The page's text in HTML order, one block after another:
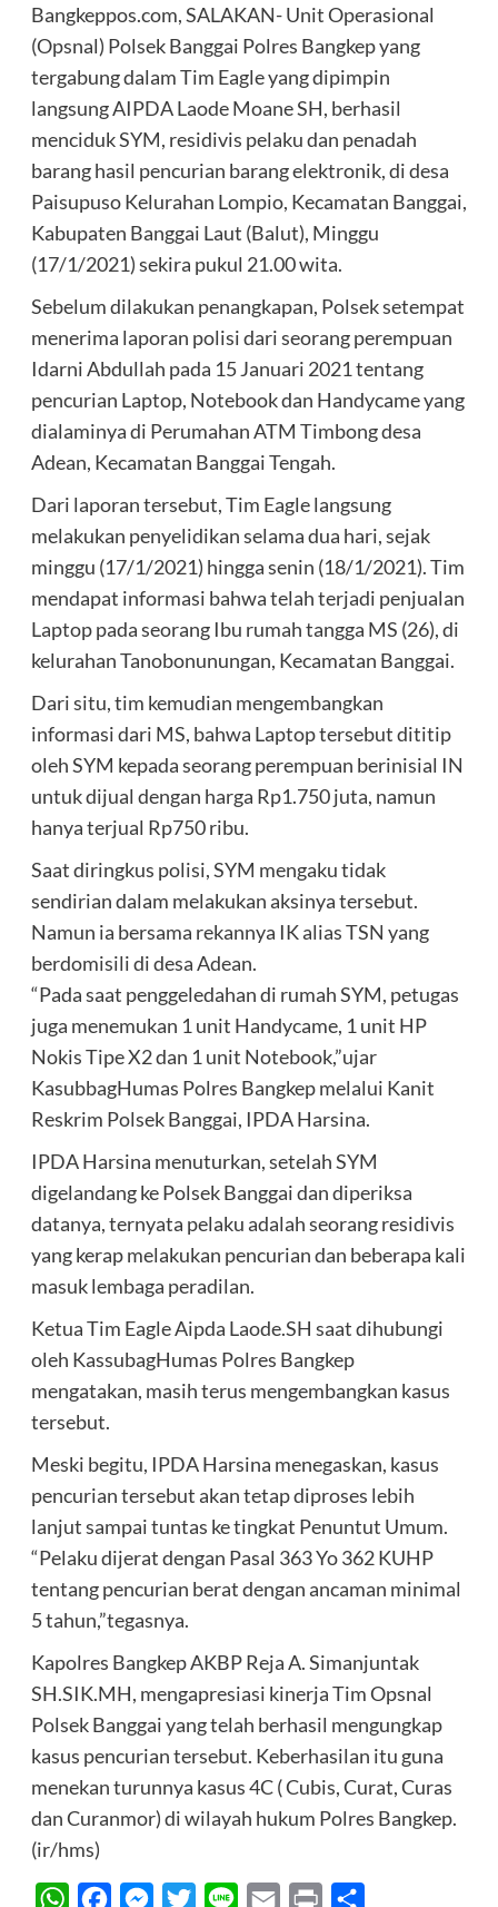
Bangkeppos.com, SALAKAN- Unit Operasional
(Opsnal) Polsek Banggai Polres Bangkep yang
tergabung dalam Tim Eagle yang dipimpin
langsung AIPDA Laode Moane SH, berhasil
menciduk SYM, residivis pelaku dan penadah
barang hasil pencurian barang elektronik, di desa
Paisupuso Kelurahan Lompio, Kecamatan Banggai,
Kabupaten Banggai Laut (Balut), Minggu
(17/1/2021) sekira pukul 21.00 wita.
Sebelum dilakukan penangkapan, Polsek setempat
menerima laporan polisi dari seorang perempuan
Idarni Abdullah pada 15 Januari 2021 tentang
pencurian Laptop, Notebook dan Handycame yang
dialaminya di Perumahan ATM Timbong desa
Adean, Kecamatan Banggai Tengah.
Dari laporan tersebut, Tim Eagle langsung
melakukan penyelidikan selama dua hari, sejak
minggu (17/1/2021) hingga senin (18/1/2021). Tim
mendapat informasi bahwa telah terjadi penjualan
Laptop pada seorang Ibu rumah tangga MS (26), di
kelurahan Tanobonunungan, Kecamatan Banggai.
Dari situ, tim kemudian mengembangkan
informasi dari MS, bahwa Laptop tersebut dititip
oleh SYM kepada seorang perempuan berinisial IN
untuk dijual dengan harga Rp1.750 juta, namun
hanya terjual Rp750 ribu.
Saat diringkus polisi, SYM mengaku tidak
sendirian dalam melakukan aksinya tersebut.
Namun ia bersama rekannya IK alias TSN yang
berdomisili di desa Adean.
“Pada saat penggeledahan di rumah SYM, petugas
juga menemukan 1 unit Handycame, 1 unit HP
Nokis Tipe X2 dan 1 unit Notebook,”ujar
KasubbagHumas Polres Bangkep melalui Kanit
Reskrim Polsek Banggai, IPDA Harsina.
IPDA Harsina menuturkan, setelah SYM
digelandang ke Polsek Banggai dan diperiksa
datanya, ternyata pelaku adalah seorang residivis
yang kerap melakukan pencurian dan beberapa kali
masuk lembaga peradilan.
Ketua Tim Eagle Aipda Laode.SH saat dihubungi
oleh KassubagHumas Polres Bangkep
mengatakan, masih terus mengembangkan kasus
tersebut.
Meski begitu, IPDA Harsina menegaskan, kasus
pencurian tersebut akan tetap diproses lebih
lanjut sampai tuntas ke tingkat Penuntut Umum.
“Pelaku dijerat dengan Pasal 363 Yo 362 KUHP
tentang pencurian berat dengan ancaman minimal
5 tahun,”tegasnya.
Kapolres Bangkep AKBP Reja A. Simanjuntak
SH.SIK.MH, mengapresiasi kinerja Tim Opsnal
Polsek Banggai yang telah berhasil mengungkap
kasus pencurian tersebut. Keberhasilan itu guna
menekan turunnya kasus 4C ( Cubis, Curat, Curas
dan Curanmor) di wilayah hukum Polres Bangkep.
(ir/hms)
WhatsAppFacebookMessenger
Twitter Line Email Print